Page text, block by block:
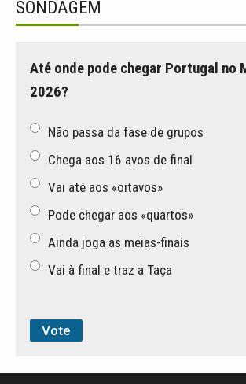
SONDAGEM
Até onde pode chegar Portugal no
2026?
Não passa da fase de grupos
Chega aos 16 avos de final
Vai até aos «oitavos»
Pode chegar aos «quartos»
Ainda joga as meias-finais
Vai à final e traz a Taça